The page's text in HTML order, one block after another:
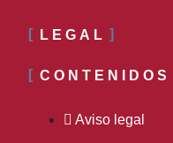
LEGAL
CONTENIDOS
Aviso legal